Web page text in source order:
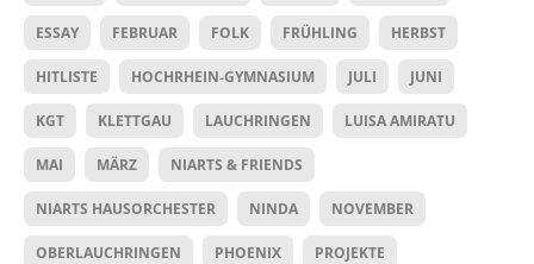
ESSAY FEBRUAR FOLK FRÜHLING HERBST
HITLISTE HOCHRHEIN-GYMNASIUM JULI JUNI
KGT KLETTGAU LAUCHRINGEN LUISA AMIRATU
MAI MÄRZ NIARTS & FRIENDS
NIARTS HAUSORCHESTER NINDA NOVEMBER
OBERLAUCHRINGEN PHOENIX PROJEKTE